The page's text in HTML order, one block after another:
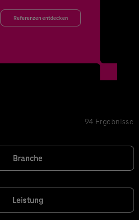
Referenzen entdecken
94 Ergebnisse
Branche
Leistung